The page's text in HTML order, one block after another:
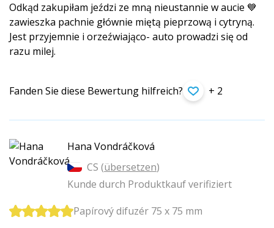
Odkąd zakupiłam jeździ ze mną nieustannie w aucie 💙
zawieszka pachnie głównie miętą pieprzową i cytryną.
Jest przyjemnie i orzeźwiająco- auto prowadzi się od
razu milej.
Fanden Sie diese Bewertung hilfreich? + 2
Hana Vondráčková
CS (übersetzen)
Kunde durch Produktkauf verifiziert
Papírový difuzér 75 x 75 mm